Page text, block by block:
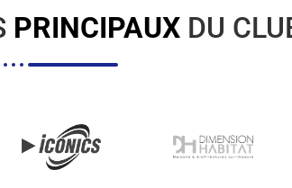
PRINCIPAUXDU